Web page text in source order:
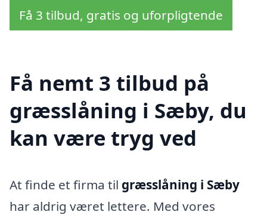
Få 3 tilbud, gratis og uforpligtende
Få nemt 3 tilbud på
græsslåning i Sæby, du
kan være tryg ved
At finde et firma til græsslåning i Sæby
har aldrig været lettere. Med vores